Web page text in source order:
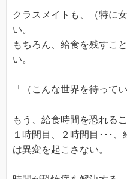
クラスメイトも、（特に
い。
もちろん、給食を残すこ
い。
「（こんな世界を待って
もう、給食時間を恐れる
１時間目、２時間目･･･
は異変を起こさない。